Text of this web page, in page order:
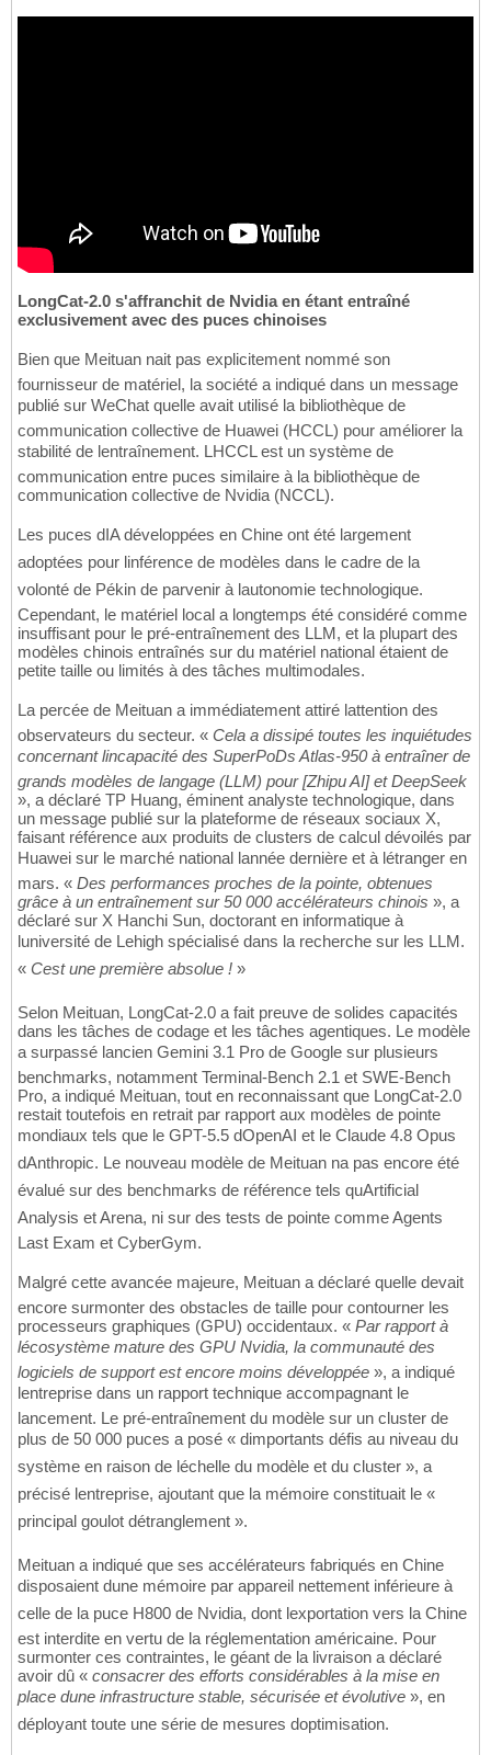
LongCat-2.0 s'affranchit de Nvidia en étant entraîné
exclusivement avec des puces chinoises
Bien que Meituan nait pas explicitement nommé son
fournisseur de matériel, la société a indiqué dans un message
publié sur WeChat quelle avait utilisé la bibliothèque de
communication collective de Huawei (HCCL) pour améliorer la
stabilité de lentraînement. LHCCL est un système de
communication entre puces similaire à la bibliothèque de
communication collective de Nvidia (NCCL).
Les puces dIA développées en Chine ont été largement
adoptées pour linférence de modèles dans le cadre de la
volonté de Pékin de parvenir à lautonomie technologique.
Cependant, le matériel local a longtemps été considéré comme
insuffisant pour le pré-entraînement des LLM, et la plupart des
modèles chinois entraînés sur du matériel national étaient de
petite taille ou limités à des tâches multimodales.
La percée de Meituan a immédiatement attiré lattention des
observateurs du secteur. « Cela a dissipé toutes les inquiétudes
concernant lincapacité des SuperPoDs Atlas-950 à entraîner de
grands modèles de langage (LLM) pour [Zhipu AI] et DeepSeek
», a déclaré TP Huang, éminent analyste technologique, dans
un message publié sur la plateforme de réseaux sociaux X,
faisant référence aux produits de clusters de calcul dévoilés par
Huawei sur le marché national lannée dernière et à létranger en
mars. « Des performances proches de la pointe, obtenues
grâce à un entraînement sur 50 000 accélérateurs chinois », a
déclaré sur X Hanchi Sun, doctorant en informatique à
luniversité de Lehigh spécialisé dans la recherche sur les LLM.
« Cest une première absolue ! »
Selon Meituan, LongCat-2.0 a fait preuve de solides capacités
dans les tâches de codage et les tâches agentiques. Le modèle
a surpassé lancien Gemini 3.1 Pro de Google sur plusieurs
benchmarks, notamment Terminal-Bench 2.1 et SWE-Bench
Pro, a indiqué Meituan, tout en reconnaissant que LongCat-2.0
restait toutefois en retrait par rapport aux modèles de pointe
mondiaux tels que le GPT-5.5 dOpenAI et le Claude 4.8 Opus
dAnthropic. Le nouveau modèle de Meituan na pas encore été
évalué sur des benchmarks de référence tels quArtificial
Analysis et Arena, ni sur des tests de pointe comme Agents
Last Exam et CyberGym.
Malgré cette avancée majeure, Meituan a déclaré quelle devait
encore surmonter des obstacles de taille pour contourner les
processeurs graphiques (GPU) occidentaux. « Par rapport à
lécosystème mature des GPU Nvidia, la communauté des
logiciels de support est encore moins développée », a indiqué
lentreprise dans un rapport technique accompagnant le
lancement. Le pré-entraînement du modèle sur un cluster de
plus de 50 000 puces a posé « dimportants défis au niveau du
système en raison de léchelle du modèle et du cluster », a
précisé lentreprise, ajoutant que la mémoire constituait le «
principal goulot détranglement ».
Meituan a indiqué que ses accélérateurs fabriqués en Chine
disposaient dune mémoire par appareil nettement inférieure à
celle de la puce H800 de Nvidia, dont lexportation vers la Chine
est interdite en vertu de la réglementation américaine. Pour
surmonter ces contraintes, le géant de la livraison a déclaré
avoir dû « consacrer des efforts considérables à la mise en
place dune infrastructure stable, sécurisée et évolutive », en
déployant toute une série de mesures doptimisation.